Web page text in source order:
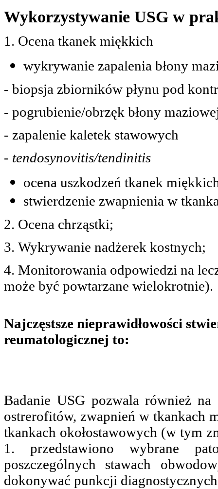
Wykorzystywanie USG w
1. Ocena tkanek miękkich
wykrywanie zapalenia błony
- biopsja zbiorników płynu pod
- pogrubienie/obrzęk błony
- zapalenie kaletek stawowych
- tendosynovitis/tendinitis
ocena uszkodzeń tkanek
stwierdzenie zwapnienia w
2. Ocena chrząstki;
3. Wykrywanie nadżerek kostnych;
4. Monitorowania odpowiedzi na
może być powtarzane wielokrotnie).
Najczęstsze nieprawidłowości
reumatologicznej to:
Badanie USG pozwala również na
ostrerofitów, zwapnień w tkankach
tkankach okołostawowych (w tym
1. przedstawiono wybrane
poszczególnych stawach
dokonywać punkcji